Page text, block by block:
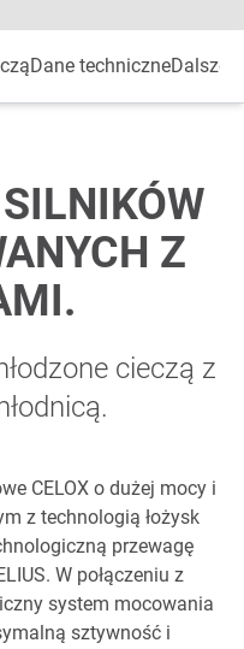
Dane techniczneDalsze
Z
cieczą z
CELOX o dużej mocy i
z technologią łożysk
przewagę
W połączeniu z
system mocowania
sztywność i